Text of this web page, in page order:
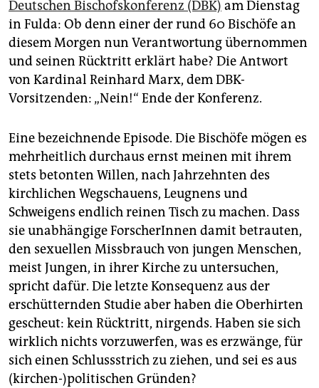
genossenschaft
epaper login
Deutschen Bischofskonferenz (DBK) am Dienstag
in Fulda: Ob denn einer der rund 60 Bischöfe an
diesem Morgen nun Verantwortung übernommen
und seinen Rücktritt erklärt habe? Die Antwort
von Kardinal Reinhard Marx, dem DBK-
Vorsitzenden: „Nein!“ Ende der Konferenz.
Eine bezeichnende Episode. Die Bischöfe mögen es
mehrheitlich durchaus ernst meinen mit ihrem
stets betonten Willen, nach Jahrzehnten des
kirchlichen Wegschauens, Leugnens und
Schweigens endlich reinen Tisch zu machen. Dass
sie unabhängige ForscherInnen damit betrauten,
den sexuellen Missbrauch von jungen Menschen,
meist Jungen, in ihrer Kirche zu untersuchen,
spricht dafür. Die letzte Konsequenz aus der
erschütternden Studie aber haben die Oberhirten
gescheut: kein Rücktritt, nirgends. Haben sie sich
wirklich nichts vorzuwerfen, was es erzwänge, für
sich einen Schlussstrich zu ziehen, und sei es aus
(kirchen-)politischen Gründen?